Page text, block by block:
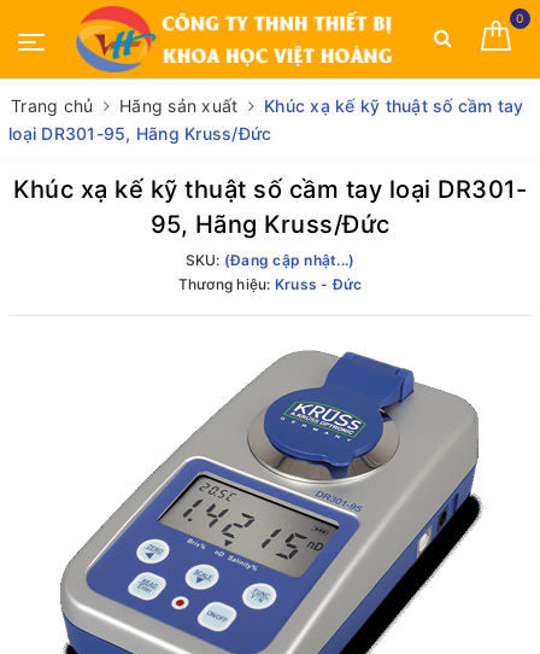
0
Trang chủ Hãng sản xuất
Khúc xạ kế kỹ thuật số cầm tay
loại DR301-95, Hãng Kruss/Đức
Khúc xạ kế kỹ thuật số cầm tay loại DR301-
95, Hãng Kruss/Đức
SKU: (Đang cập nhật...)
Thương hiệu: Kruss - Đức